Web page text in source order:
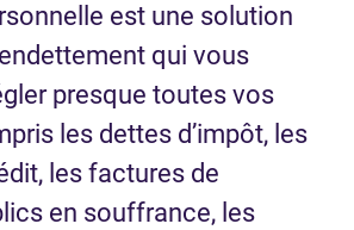
est une solution
qui vous
presque toutes vos
les dettes d’impôt, les
les factures de
en souffrance, les